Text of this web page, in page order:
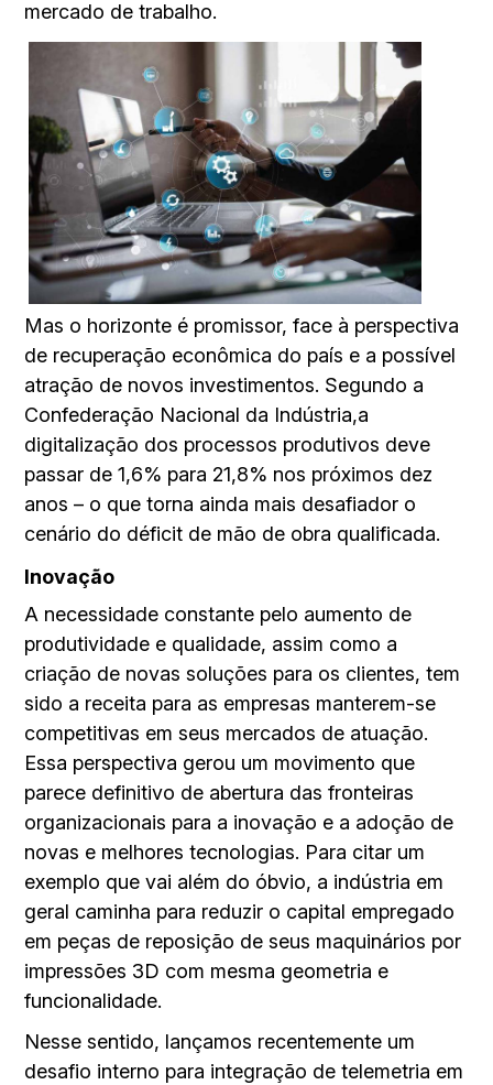
mercado de trabalho.
Mas o horizonte é promissor, face à perspectiva
de recuperação econômica do país e a possível
atração de novos investimentos. Segundo a
Confederação Nacional da Indústria,a
digitalização dos processos produtivos deve
passar de 1,6% para 21,8% nos próximos dez
anos – o que torna ainda mais desafiador o
cenário do déficit de mão de obra qualificada.
Inovação
A necessidade constante pelo aumento de
produtividade e qualidade, assim como a
criação de novas soluções para os clientes, tem
sido a receita para as empresas manterem-se
competitivas em seus mercados de atuação.
Essa perspectiva gerou um movimento que
parece definitivo de abertura das fronteiras
organizacionais para a inovação e a adoção de
novas e melhores tecnologias. Para citar um
exemplo que vai além do óbvio, a indústria em
geral caminha para reduzir o capital empregado
em peças de reposição de seus maquinários por
impressões 3D com mesma geometria e
funcionalidade.
Nesse sentido, lançamos recentemente um
desafio interno para integração de telemetria em